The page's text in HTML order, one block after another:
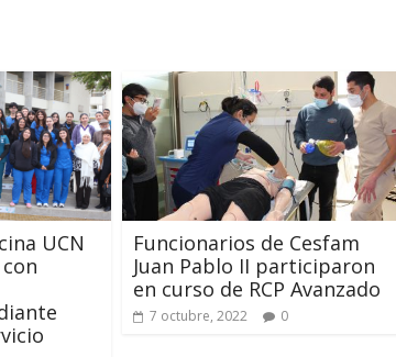
UCN
Funcionarios de Cesfam
Juan Pablo II participaron
en curso de RCP Avanzado
7 octubre, 2022 0